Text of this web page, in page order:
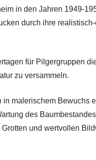
in den Jahren 1949-
durch ihre
für Pilgergruppen
zu versammeln.
malerischem Bewuchs
des
und wertvollen